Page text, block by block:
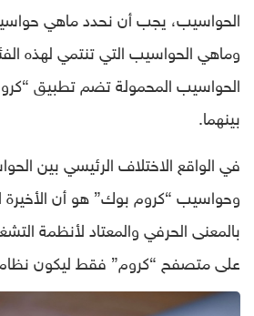
الحواسيب، يجب أن نحدد ماهي
وماهي الحواسيب التي تنتمي لهذه
الحواسيب المحمولة تضم تطبيق
بينهما.
في الواقع الاختلاف الرئيسي بين
وحواسيب “كروم بوك” هو أن
بالمعنى الحرفي والمعتاد لأنظمة
على متصفح “كروم” فقط ليكون